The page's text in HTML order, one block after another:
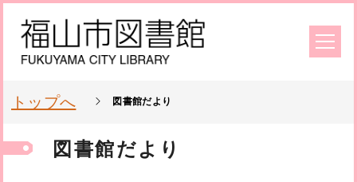
トップへ 図書館だより
図書館だより